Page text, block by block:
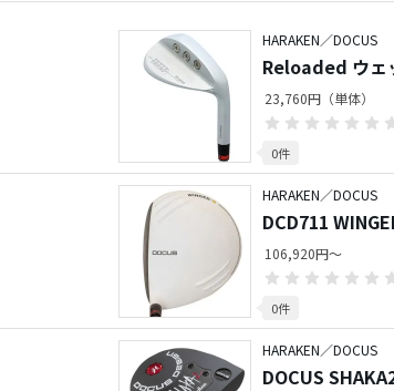
HARAKEN／DOCUS
Reloaded ウェ
23,760円（単体）
0件
HARAKEN／DOCUS
DCD711
106,920円～
0件
HARAKEN／DOCUS
DOCUS